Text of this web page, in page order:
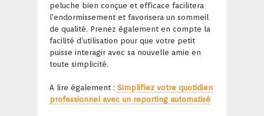
peluche bien conçue et efficace facilitera
l’endormissement et favorisera un sommeil
de qualité. Prenez également en compte la
facilité d’utilisation pour que votre petit
puisse interagir avec sa nouvelle amie en
toute simplicité.
A lire également : Simplifiez votre quotidien
professionnel avec un reporting automatisé